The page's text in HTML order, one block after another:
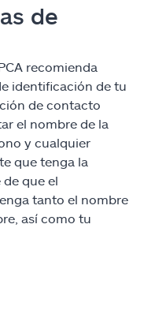
de
recomienda
identificación de tu
de contacto
el nombre de la
y cualquier
que tenga la
que el
tanto el nombre
así como tu